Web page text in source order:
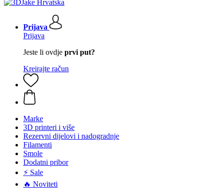
Prijava
Prijava
Jeste li ovdje prvi put?
Kreirajte račun
Marke
3D printeri i više
Rezervni dijelovi i nadogradnje
Filamenti
Smole
Dodatni pribor
⚡ Sale
🔥 Noviteti